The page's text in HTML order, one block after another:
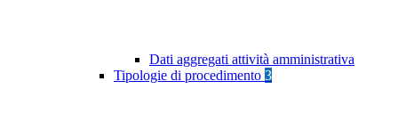
Dati aggregati attività amministrativa
Tipologie di procedimento 3